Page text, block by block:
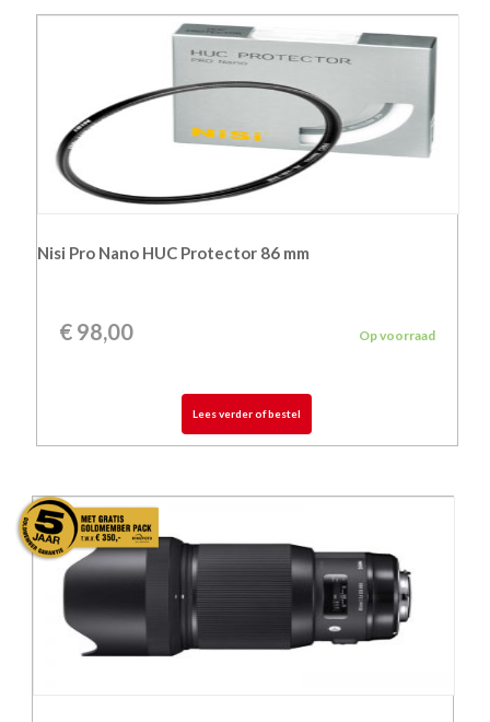
Nisi Pro Nano HUC Protector 86 mm
€98,00 Op voorraad
Lees verder of bestel